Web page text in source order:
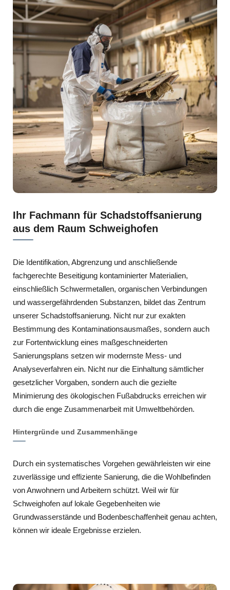
Ihr Fachmann für Schadstoffsanierung
aus dem Raum Schweighofen
Die Identifikation, Abgrenzung und anschließende
fachgerechte Beseitigung kontaminierter Materialien,
einschließlich Schwermetallen, organischen Verbindungen
und wassergefährdenden Substanzen, bildet das Zentrum
unserer Schadstoffsanierung. Nicht nur zur exakten
Bestimmung des Kontaminationsausmaßes, sondern auch
zur Fortentwicklung eines maßgeschneiderten
Sanierungsplans setzen wir modernste Mess- und
Analyseverfahren ein. Nicht nur die Einhaltung sämtlicher
gesetzlicher Vorgaben, sondern auch die gezielte
Minimierung des ökologischen Fußabdrucks erreichen wir
durch die enge Zusammenarbeit mit Umweltbehörden.
Hintergründe und Zusammenhänge
Durch ein systematisches Vorgehen gewährleisten wir eine
zuverlässige und effiziente Sanierung, die die Wohlbefinden
von Anwohnern und Arbeitern schützt. Weil wir für
Schweighofen auf lokale Gegebenheiten wie
Grundwasserstände und Bodenbeschaffenheit genau achten,
können wir ideale Ergebnisse erzielen.